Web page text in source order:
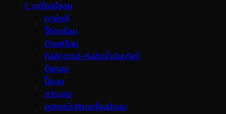
C. เครื่องมือลม
กาพ่นสี
จิ๊กซอร์ลม
ด้ามฟรีลม
ถังอัดจารบี-ถังอัดน้ำมันเกียร์
บ๊อกลม
ปั๊มลม
สว่านลม
อุปกรณ์เสริมเครื่องมือลม